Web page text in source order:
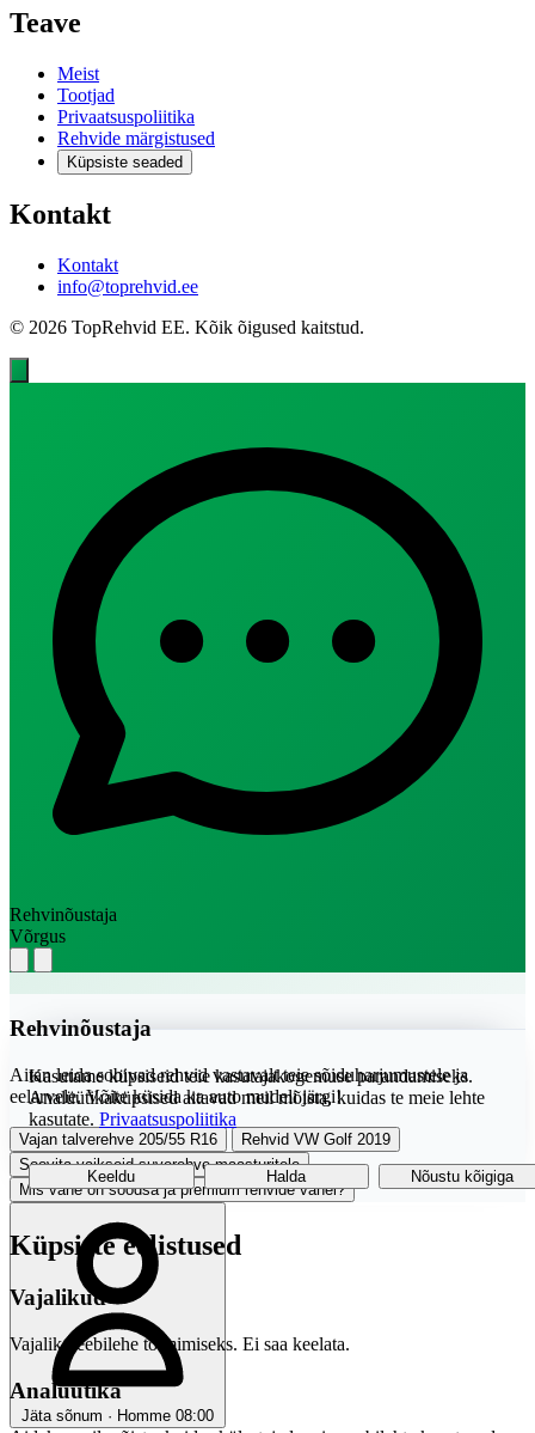
Teave
Meist
Tootjad
Privaatsuspoliitika
Rehvide märgistused
Küpsiste seaded
Kontakt
Kontakt
info@toprehvid.ee
© 2026 TopRehvid EE. Kõik õigused kaitstud.
Rehvinõustaja
Võrgus
Rehvinõustaja
Aitan leida sobivad rehvid vastavalt teie sõiduharjumustele ja
eelarvele. Võite küsida ka auto mudeli järgi!
Vajan talverehve 205/55 R16
Rehvid VW Golf 2019
Soovita vaikseid suverehve maasturitele
Mis vahe on soodsa ja premium rehvide vahel?
Jäta sõnum · Homme 08:00
Kasutame küpsiseid teie kasutajakogemuse parandamiseks.
Analüütikaküpsised aitavad meil mõista, kuidas te meie lehte
kasutate. Privaatsuspoliitika
Keeldu Halda Nõustu kõigiga
Küpsiste eelistused
Vajalikud
Vajalik veebilehe toimimiseks. Ei saa keelata.
Analüütika